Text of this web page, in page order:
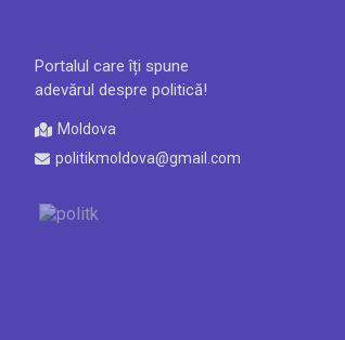
Portalul care îți spune
adevărul despre politică!
Moldova
politikmoldova@gmail.com